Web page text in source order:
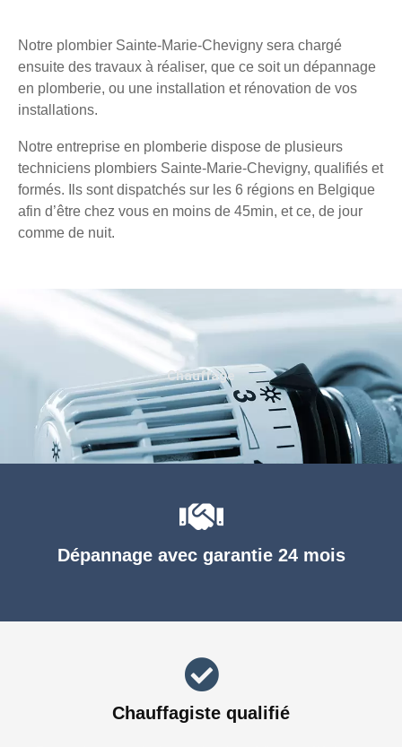
Notre plombier Sainte-Marie-Chevigny sera chargé
ensuite des travaux à réaliser, que ce soit un dépannage
en plomberie, ou une installation et rénovation de vos
installations.
Notre entreprise en plomberie dispose de plusieurs
techniciens plombiers Sainte-Marie-Chevigny, qualifiés et
formés. Ils sont dispatchés sur les 6 régions en Belgique
afin d’être chez vous en moins de 45min, et ce, de jour
comme de nuit.
Dépannage avec garantie 24 mois
Chauffagiste qualifié
Chauffage